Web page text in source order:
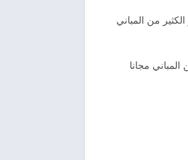
من المباني
الكثير من المباني مجانا